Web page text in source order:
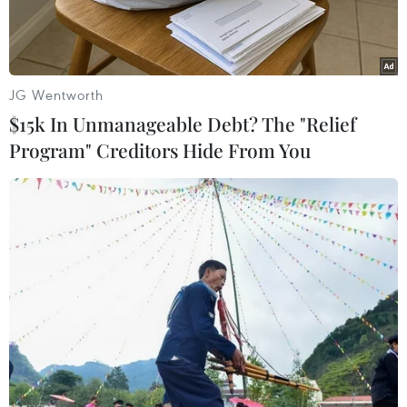
Cảnh sát được triển khai tại hiện trường vụ tấn công bằng dao
gần văn phòng cũ của tòa soạn báo Charlie Hebdo ở thủ đô
Paris, ngày 25/9. (Ảnh: AFP/TTXVN)
Hiệp hội Cảnh sát Pháp ngày 18/10 cho biết
nước này chuẩn bị trục xuất 231 người nước
ngoài có tên trong danh sách các đối tượng nghi
là có tư tưởng tôn giáo cực đoan, hai ngày sau
JG Wentworth
$15k In Unmanageable Debt? The "Relief
Program" Creditors Hide From You